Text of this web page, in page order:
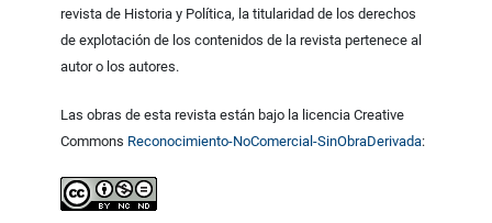
revista de Historia y Política, la titularidad de los derechos
de explotación de los contenidos de la revista pertenece al
autor o los autores.
Las obras de esta revista están bajo la licencia Creative
Commons Reconocimiento-NoComercial-SinObraDerivada: